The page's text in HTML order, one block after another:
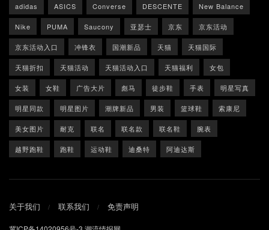
adidas ASICS Converse DESCENTE New Balance
Nike PUMA Saucony 亚瑟士 京东 京东活动
京东活动入口 冲锋衣 国潮新品 天猫 天猫国际
天猫折扣 天猫活动 天猫活动入口 天猫福利 女包
女装 女鞋 广告大片 彪马 徒步鞋 手表 明星写真
明星同款 明星图片 潮牌新品 男装 篮球鞋 索康尼
美女图片 耐克 联名 联名款 联名鞋 腕表
越野跑鞋 跑鞋 运动鞋 迪桑特 阿迪达斯
关于我们 联系我们 免责声明